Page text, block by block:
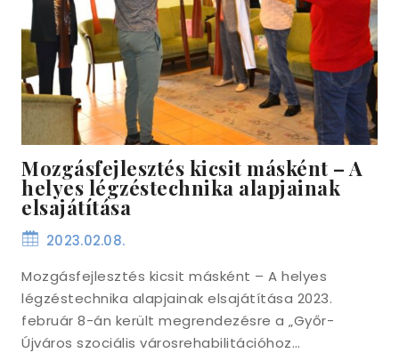
Mozgásfejlesztés kicsit másként – A
helyes légzéstechnika alapjainak
elsajátítása
2023.02.08.
Mozgásfejlesztés kicsit másként – A helyes
légzéstechnika alapjainak elsajátítása 2023.
február 8-án került megrendezésre a „Győr-
Újváros szociális városrehabilitációhoz…